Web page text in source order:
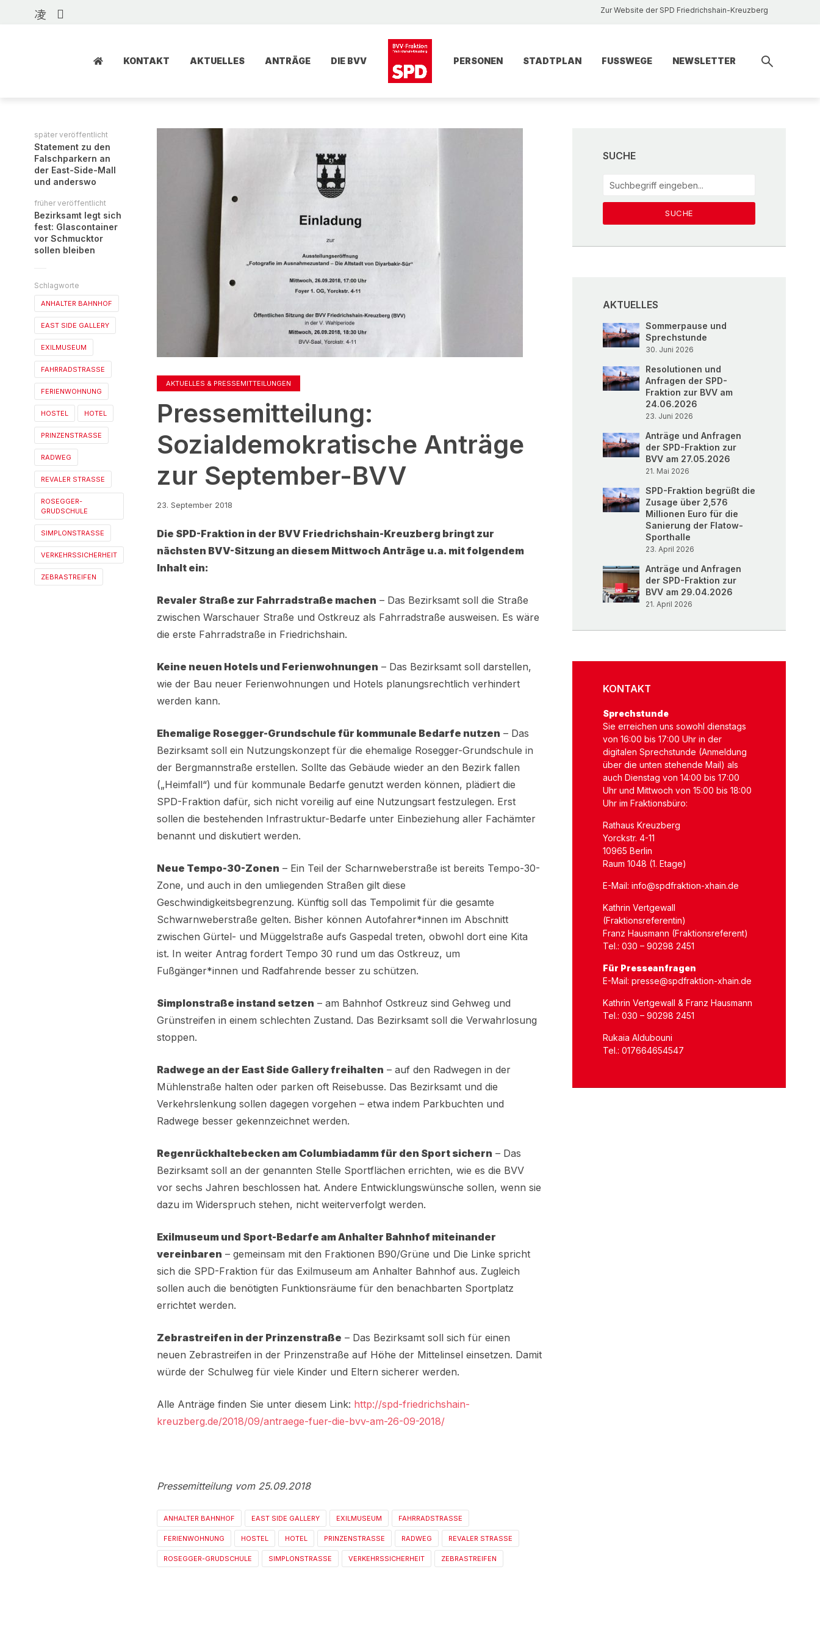
Zur Website der SPD Friedrichshain-Kreuzberg
KONTAKT AKTUELLES ANTRÄGE DIE BVV PERSONEN STADTPLAN FUSSWEGE NEWSLETTER
später veröffentlicht
Statement zu den
Falschparkern an
der East-Side-Mall
und anderswo
früher veröffentlicht
Bezirksamt legt sich
fest: Glascontainer
vor Schmucktor
sollen bleiben
Schlagworte
ANHALTER BAHNHOF
EAST SIDE GALLERY
EXILMUSEUM
FAHRRADSTRASSE
FERIENWOHNUNG
HOSTEL HOTEL
PRINZENSTRASSE
RADWEG
REVALER STRASSE
ROSEGGER-
GRUDSCHULE
SIMPLONSTRASSE
VERKEHRSSICHERHEIT
ZEBRASTREIFEN
AKTUELLES & PRESSEMITTEILUNGEN
Pressemitteilung:
Sozialdemokratische Anträge
zur September-BVV
23. September 2018
Die SPD-Fraktion in der BVV Friedrichshain-Kreuzberg bringt zur
nächsten BVV-Sitzung an diesem Mittwoch Anträge u.a. mit folgendem
Inhalt ein:
Revaler Straße zur Fahrradstraße machen – Das Bezirksamt soll die Straße
zwischen Warschauer Straße und Ostkreuz als Fahrradstraße ausweisen. Es wäre
die erste Fahrradstraße in Friedrichshain.
Keine neuen Hotels und Ferienwohnungen – Das Bezirksamt soll darstellen,
wie der Bau neuer Ferienwohnungen und Hotels planungsrechtlich verhindert
werden kann.
Ehemalige Rosegger-Grundschule für kommunale Bedarfe nutzen – Das
Bezirksamt soll ein Nutzungskonzept für die ehemalige Rosegger-Grundschule in
der Bergmannstraße erstellen. Sollte das Gebäude wieder an den Bezirk fallen
(„Heimfall“) und für kommunale Bedarfe genutzt werden können, plädiert die
SPD-Fraktion dafür, sich nicht voreilig auf eine Nutzungsart festzulegen. Erst
sollen die bestehenden Infrastruktur-Bedarfe unter Einbeziehung aller Fachämter
benannt und diskutiert werden.
Neue Tempo-30-Zonen – Ein Teil der Scharnweberstraße ist bereits Tempo-30-
Zone, und auch in den umliegenden Straßen gilt diese
Geschwindigkeitsbegrenzung. Künftig soll das Tempolimit für die gesamte
Schwarnweberstraße gelten. Bisher können Autofahrer*innen im Abschnitt
zwischen Gürtel- und Müggelstraße aufs Gaspedal treten, obwohl dort eine Kita
ist. In weiter Antrag fordert Tempo 30 rund um das Ostkreuz, um
Fußgänger*innen und Radfahrende besser zu schützen.
Simplonstraße instand setzen – am Bahnhof Ostkreuz sind Gehweg und
Grünstreifen in einem schlechten Zustand. Das Bezirksamt soll die Verwahrlosung
stoppen.
Radwege an der East Side Gallery freihalten – auf den Radwegen in der
Mühlenstraße halten oder parken oft Reisebusse. Das Bezirksamt und die
Verkehrslenkung sollen dagegen vorgehen – etwa indem Parkbuchten und
Radwege besser gekennzeichnet werden.
Regenrückhaltebecken am Columbiadamm für den Sport sichern – Das
Bezirksamt soll an der genannten Stelle Sportflächen errichten, wie es die BVV
vor sechs Jahren beschlossen hat. Andere Entwicklungswünsche sollen, wenn sie
dazu im Widerspruch stehen, nicht weiterverfolgt werden.
Exilmuseum und Sport-Bedarfe am Anhalter Bahnhof miteinander
vereinbaren – gemeinsam mit den Fraktionen B90/Grüne und Die Linke spricht
sich die SPD-Fraktion für das Exilmuseum am Anhalter Bahnhof aus. Zugleich
sollen auch die benötigten Funktionsräume für den benachbarten Sportplatz
errichtet werden.
Zebrastreifen in der Prinzenstraße – Das Bezirksamt soll sich für einen
neuen Zebrastreifen in der Prinzenstraße auf Höhe der Mittelinsel einsetzen. Damit
würde der Schulweg für viele Kinder und Eltern sicherer werden.
Alle Anträge finden Sie unter diesem Link: http://spd-friedrichshain-
kreuzberg.de/2018/09/antraege-fuer-die-bvv-am-26-09-2018/
Pressemitteilung vom 25.09.2018
ANHALTER BAHNHOF EAST SIDE GALLERY EXILMUSEUM FAHRRADSTRASSE
FERIENWOHNUNG HOSTEL HOTEL PRINZENSTRASSE RADWEG REVALER STRASSE
ROSEGGER-GRUDSCHULE SIMPLONSTRASSE VERKEHRSSICHERHEIT ZEBRASTREIFEN
SUCHE
SUCHE
AKTUELLES
Sommerpause und
Sprechstunde
30. Juni 2026
Resolutionen und
Anfragen der SPD-
Fraktion zur BVV am
24.06.2026
23. Juni 2026
Anträge und Anfragen
der SPD-Fraktion zur
BVV am 27.05.2026
21. Mai 2026
SPD-Fraktion begrüßt die
Zusage über 2,576
Millionen Euro für die
Sanierung der Flatow-
Sporthalle
23. April 2026
Anträge und Anfragen
der SPD-Fraktion zur
BVV am 29.04.2026
21. April 2026
KONTAKT
Sprechstunde
Sie erreichen uns sowohl dienstags
von 16:00 bis 17:00 Uhr in der
digitalen Sprechstunde (Anmeldung
über die unten stehende Mail) als
auch Dienstag von 14:00 bis 17:00
Uhr und Mittwoch von 15:00 bis 18:00
Uhr im Fraktionsbüro:
Rathaus Kreuzberg
Yorckstr. 4-11
10965 Berlin
Raum 1048 (1. Etage)
E-Mail: info@spdfraktion-xhain.de
Kathrin Vertgewall
(Fraktionsreferentin)
Franz Hausmann (Fraktionsreferent)
Tel.: 030 – 90298 2451
Für Presseanfragen
E-Mail: presse@spdfraktion-xhain.de
Kathrin Vertgewall & Franz Hausmann
Tel.: 030 – 90298 2451
Rukaia Aldubouni
Tel.: 017664654547